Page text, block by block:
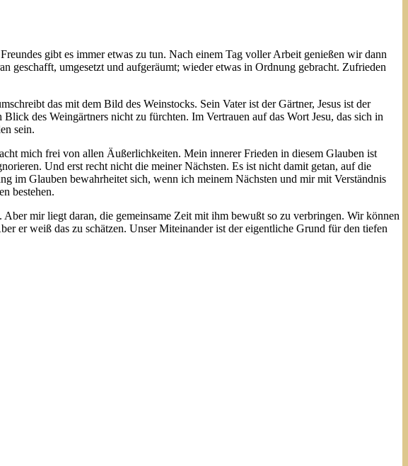
gibt es immer etwas zu tun. Nach einem Tag voller Arbeit genießen wir dann
geschafft, umgesetzt und aufgeräumt; wieder etwas in Ordnung gebracht. Zufrieden
das mit dem Bild des Weinstocks. Sein Vater ist der Gärtner, Jesus ist der
des Weingärtners nicht zu fürchten. Im Vertrauen auf das Wort Jesu, das sich in
sein.
mich frei von allen Äußerlichkeiten. Mein innerer Frieden in diesem Glauben ist
Und erst recht nicht die meiner Nächsten. Es ist nicht damit getan, auf die
im Glauben bewahrheitet sich, wenn ich meinem Nächsten und mir mit Verständnis
bestehen.
mir liegt daran, die gemeinsame Zeit mit ihm bewußt so zu verbringen. Wir können
er weiß das zu schätzen. Unser Miteinander ist der eigentliche Grund für den tiefen